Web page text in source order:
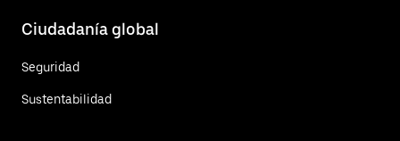
Ciudadanía global
Seguridad
Sustentabilidad